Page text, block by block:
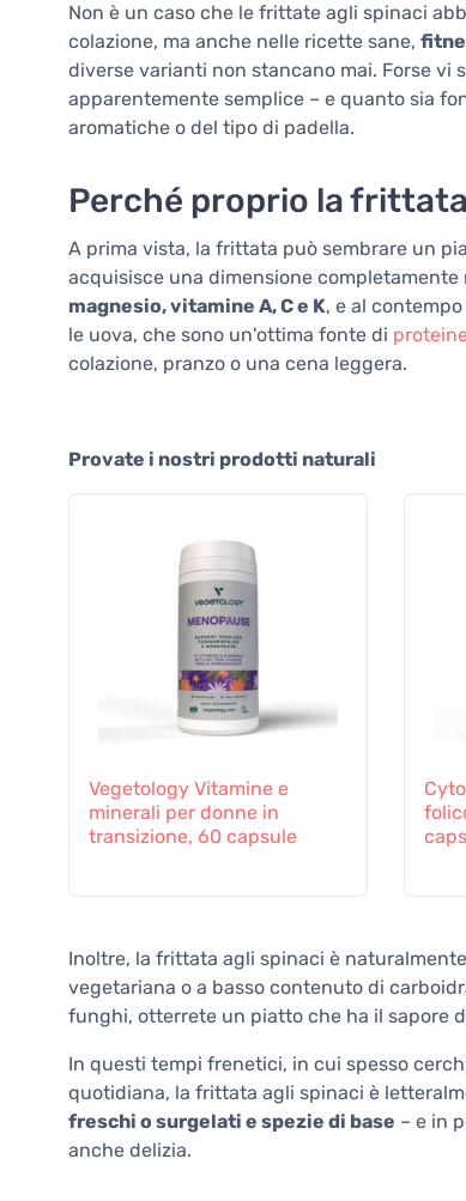
Non è un caso che le frittate agli spinaci
colazione, ma anche nelle ricette sane,
diverse varianti non stancano mai. Forse
apparentemente semplice – e quanto sia
aromatiche o del tipo di padella.
Perché proprio la
A prima vista, la frittata può sembrare un
acquisisce una dimensione completamente
magnesio, vitamine A, C e K, e al
le uova, che sono un'ottima fonte di
colazione, pranzo o una cena leggera.
Provate i nostri prodotti naturali
Vegetology Vitamine e
minerali per donne in
transizione, 60 capsule
Inoltre, la frittata agli spinaci è
vegetariana o a basso contenuto di
funghi, otterrete un piatto che ha il sapore
In questi tempi frenetici, in cui spesso
quotidiana, la frittata agli spinaci è
freschi o surgelati e spezie di base – e in
anche delizia.